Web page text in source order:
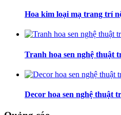
Hoa kim loại mạ trang trí
Tranh hoa sen nghệ thuật
Decor hoa sen nghệ thuật